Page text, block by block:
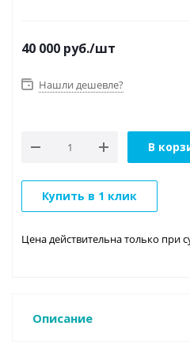
40 000 руб./шт
Нашли дешевле?
В
Купить в 1 клик
Цена действительна только при
Описание